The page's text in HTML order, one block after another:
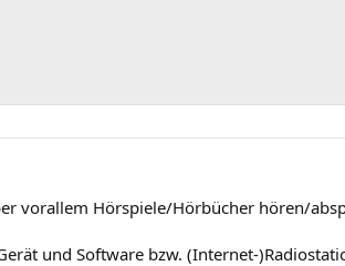
vorallem Hörspiele/Hörbücher hören/
und Software bzw. (Internet-